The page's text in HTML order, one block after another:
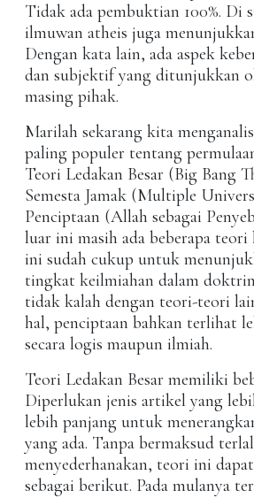
Tidak ada pembuktian 100%. Di
ilmuwan atheis juga
Dengan kata lain, ada aspek
dan subjektif yang ditunjukkan
masing pihak.
Marilah sekarang kita
paling populer tentang
Teori Ledakan Besar (Big Bang
Semesta Jamak (Multiple
Penciptaan (Allah sebagai
luar ini masih ada beberapa
ini sudah cukup untuk
tingkat keilmiahan dalam
tidak kalah dengan teori-teori
hal, penciptaan bahkan terlihat
secara logis maupun ilmiah.
Teori Ledakan Besar memiliki
Diperlukan jenis artikel yang
lebih panjang untuk
yang ada. Tanpa bermaksud
menyederhanakan, teori ini
sebagai berikut. Pada mulanya